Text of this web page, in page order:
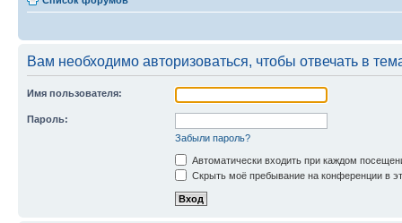
Вам необходимо авторизоваться, чтобы отвечать в
Имя пользователя:
Пароль:
Забыли пароль?
Автоматически входить при каждом
Скрыть моё пребывание на конференции в